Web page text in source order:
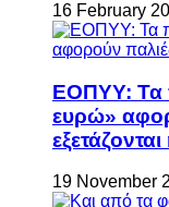
16 February
ΕΟΠΥΥ: Τα
ευρώ»
19 November